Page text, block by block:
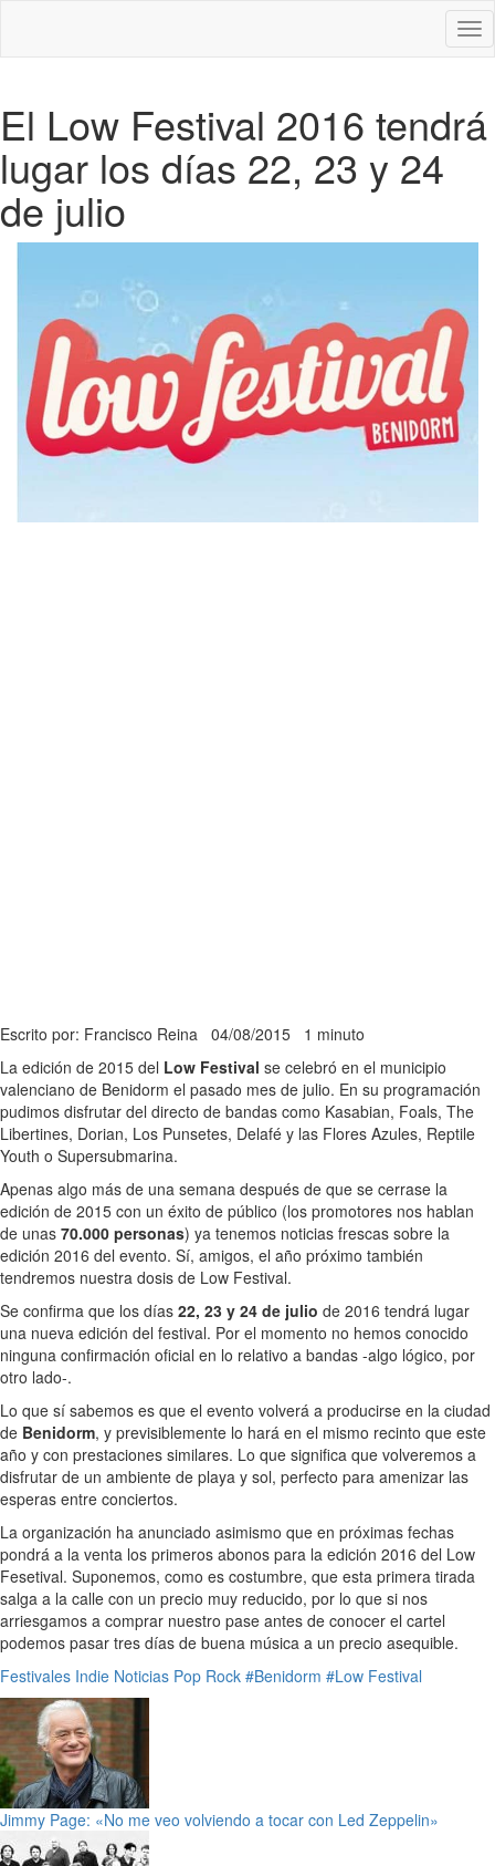
El Low Festival 2016 tendrá
lugar los días 22, 23 y 24
de julio
Escrito por: Francisco Reina 04/08/2015 1 minuto
La edición de 2015 del Low Festival se celebró en el municipio
valenciano de Benidorm el pasado mes de julio. En su programación
pudimos disfrutar del directo de bandas como Kasabian, Foals, The
Libertines, Dorian, Los Punsetes, Delafé y las Flores Azules, Reptile
Youth o Supersubmarina.
Apenas algo más de una semana después de que se cerrase la
edición de 2015 con un éxito de público (los promotores nos hablan
de unas 70.000 personas) ya tenemos noticias frescas sobre la
edición 2016 del evento. Sí, amigos, el año próximo también
tendremos nuestra dosis de Low Festival.
Se confirma que los días 22, 23 y 24 de julio de 2016 tendrá lugar
una nueva edición del festival. Por el momento no hemos conocido
ninguna confirmación oficial en lo relativo a bandas -algo lógico, por
otro lado-.
Lo que sí sabemos es que el evento volverá a producirse en la ciudad
de Benidorm, y previsiblemente lo hará en el mismo recinto que este
año y con prestaciones similares. Lo que significa que volveremos a
disfrutar de un ambiente de playa y sol, perfecto para amenizar las
esperas entre conciertos.
La organización ha anunciado asimismo que en próximas fechas
pondrá a la venta los primeros abonos para la edición 2016 del Low
Fesetival. Suponemos, como es costumbre, que esta primera tirada
salga a la calle con un precio muy reducido, por lo que si nos
arriesgamos a comprar nuestro pase antes de conocer el cartel
podemos pasar tres días de buena música a un precio asequible.
Festivales Indie Noticias Pop Rock #Benidorm #Low Festival
Jimmy Page: «No me veo volviendo a tocar con Led Zeppelin»